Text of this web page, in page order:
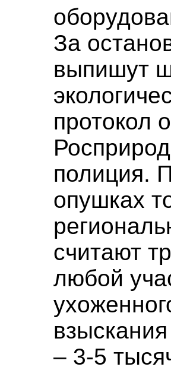
За
выпишут
протокол
полиция.
опушках
считают
любой
– 3-5